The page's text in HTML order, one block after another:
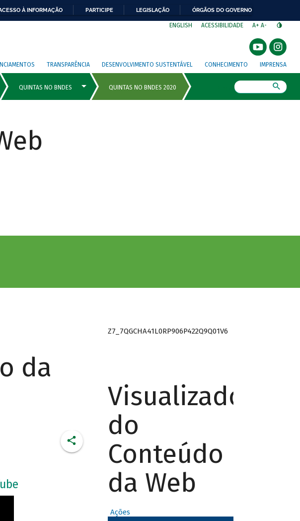
À INFORMAÇÃO PARTICIPE LEGISLAÇÃO ÓRGÃOS DO GOVERNO
ENGLISH ACESSIBILIDADE A+ A-
TRANSPARÊNCIA DESENVOLVIMENTO SUSTENTÁVEL CONHECIMENTO IMPRENSA
da
Z7_7QGCHA41L0RP906P422Q9Q01V6
Visualizador
do
Conteúdo
da Web
Ações